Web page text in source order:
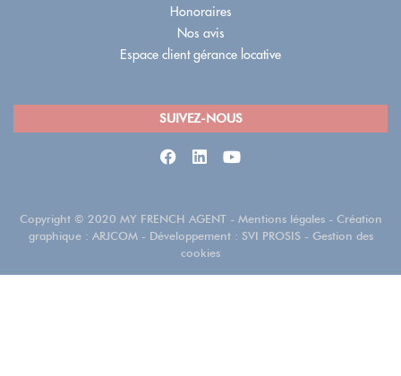
Honoraires
Nos avis
Espace client gérance locative
SUIVEZ-NOUS
Copyright © 2020 MY FRENCH AGENT - Mentions légales - Création
graphique : ARJCOM - Développement : SVI PROSIS - Gestion des
cookies